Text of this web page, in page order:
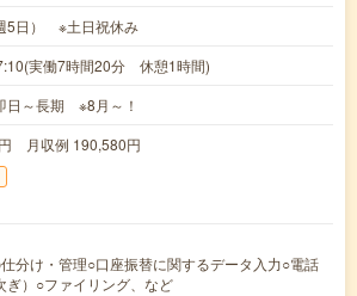
5日） ※土日祝休み
実働7時間20分 休憩1時間)
日～長期 ※8月～！
月収例 190,580円
分け・管理○口座振替に関するデータ入力○電話
ぎ）○ファイリング、など